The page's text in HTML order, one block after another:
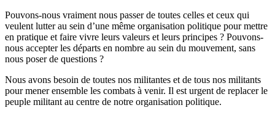
Pouvons-nous vraiment nous passer de toutes celles et ceux qui
veulent lutter au sein d’une même organisation politique pour mettre
en pratique et faire vivre leurs valeurs et leurs principes ? Pouvons-
nous accepter les départs en nombre au sein du mouvement, sans
nous poser de questions ?
Nous avons besoin de toutes nos militantes et de tous nos militants
pour mener ensemble les combats à venir. Il est urgent de replacer le
peuple militant au centre de notre organisation politique.